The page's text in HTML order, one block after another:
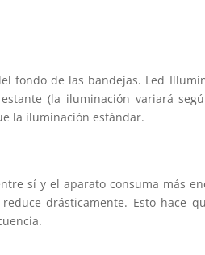
fondo de las bandejas. Led
(la iluminación variará
la iluminación estándar.
sí y el aparato consuma más
drásticamente. Esto hace